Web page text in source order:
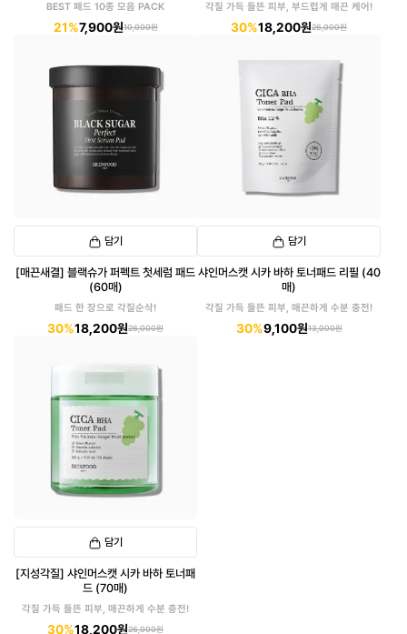
BEST 패드 10종 모음 PACK
21%7,900원10,000원
각질 가득 들뜬 피부, 부드럽게 매끈 케어!
30%18,200원26,000원
담기
[매끈새결] 블랙슈가 퍼펙트 첫세럼 패드
(60매)
패드 한 장으로 각질순삭!
30%18,200원26,000원
담기
샤인머스캣 시카 바하 토너패드 리필 (40
매)
각질 가득 들뜬 피부, 매끈하게 수분 충전!
30%9,100원13,000원
담기
[지성각질] 샤인머스캣 시카 바하 토너패
드 (70매)
각질 가득 들뜬 피부, 매끈하게 수분 충전!
30%18,200원26,000원